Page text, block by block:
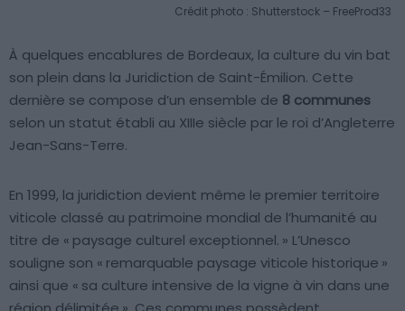
Crédit photo : Shutterstock – FreeProd33
À quelques encablures de Bordeaux, la culture du vin bat
son plein dans la Juridiction de Saint-Émilion. Cette
dernière se compose d’un ensemble de 8 communes
selon un statut établi au XIIIe siècle par le roi d’Angleterre
Jean-Sans-Terre.
En 1999, la juridiction devient même le premier territoire
viticole classé au patrimoine mondial de l’humanité au
titre de « paysage culturel exceptionnel. » L’Unesco
souligne son « remarquable paysage viticole historique »
ainsi que « sa culture intensive de la vigne à vin dans une